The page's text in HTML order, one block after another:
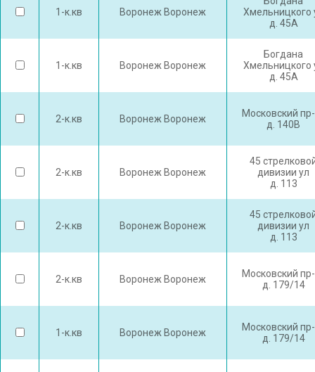
1-к.кв Воронеж Воронеж
Хмельницкого
д. 45А
1-к.кв Воронеж Воронеж
Богдана
Хмельницкого
д. 45А
2-к.кв Воронеж Воронеж
Московский
д. 140В
2-к.кв Воронеж Воронеж
45
дивизии ул
д. 113
2-к.кв Воронеж Воронеж
45
дивизии ул
д. 113
2-к.кв Воронеж Воронеж
Московский
д. 179/14
1-к.кв Воронеж Воронеж
Московский
д. 179/14